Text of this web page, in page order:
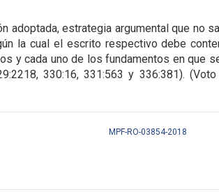
adoptada, estrategia argumental que no
la cual el escrito respectivo debe
y cada uno de los fundamentos en que
330:16, 331:563 y 336:381).
MPF-RO-03854-2018